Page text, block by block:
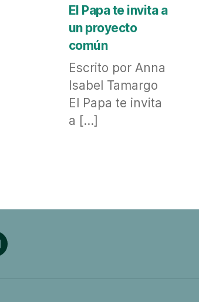
El Papa te invita a
un proyecto
común
Escrito por Anna
Isabel Tamargo
El Papa te invita
a […]